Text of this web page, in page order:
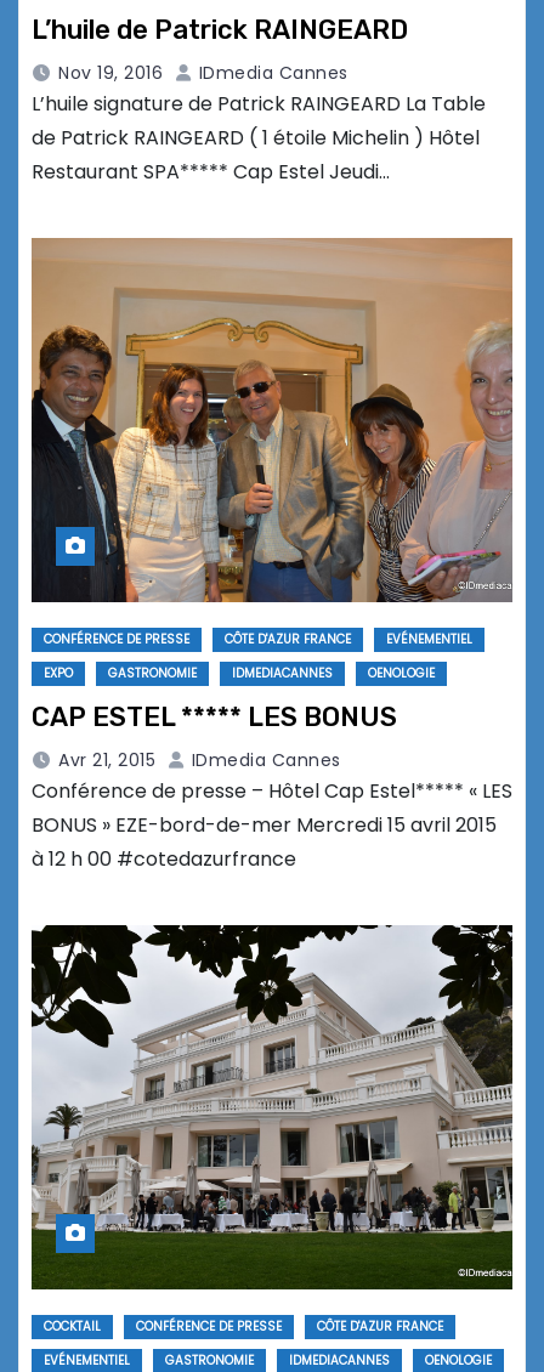
L’huile de Patrick RAINGEARD
Nov 19, 2016 IDmedia Cannes
L’huile signature de Patrick RAINGEARD La Table
de Patrick RAINGEARD ( 1 étoile Michelin ) Hôtel
Restaurant SPA***** Cap Estel Jeudi…
CONFÉRENCE DE PRESSE CÔTE D'AZUR FRANCE
EVÉNEMENTIEL
EXPO
GASTRONOMIE IDMEDIACANNES OENOLOGIE
CAP ESTEL ***** LES BONUS
Avr 21, 2015 IDmedia Cannes
Conférence de presse – Hôtel Cap Estel***** « LES
BONUS » EZE-bord-de-mer Mercredi 15 avril 2015
à 12 h 00 #cotedazurfrance
COCKTAIL CONFÉRENCE DE PRESSE
CÔTE D'AZUR FRANCE
EVÉNEMENTIEL
GASTRONOMIE IDMEDIACANNES OENOLOGIE